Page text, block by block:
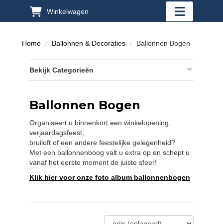
Winkelwagen
"Toggle
Home Ballonnen & Decoraties Ballonnen Bogen
Bekijk Categorieën
Ballonnen Bogen
Organiseert u binnenkort een winkelopening,
verjaardagsfeest,
bruiloft of een andere feestelijke gelegenheid?
Met een ballonnenboog valt u extra op en schept u
vanaf het eerste moment de juiste sfeer!
Klik hier voor onze foto album ballonnenbogen